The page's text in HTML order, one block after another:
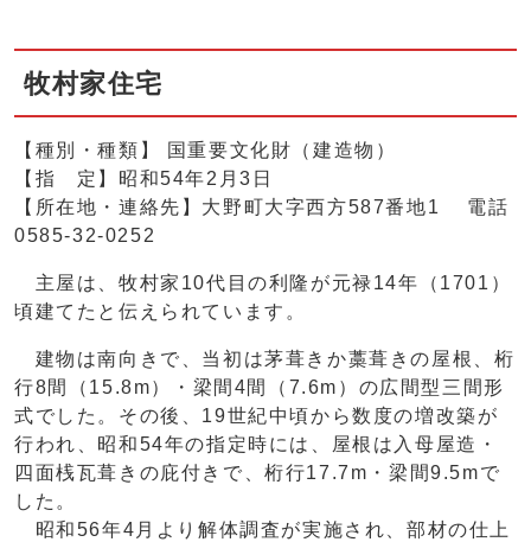
牧村家住宅
【種別・種類】 国重要文化財（建造物）
【指 定】昭和54年2月3日
【所在地・連絡先】大野町大字西方587番地1 電話
0585-32-0252
主屋は、牧村家10代目の利隆が元禄14年（1701）
頃建てたと伝えられています。
建物は南向きで、当初は茅葺きか藁葺きの屋根、桁
行8間（15.8m）・梁間4間（7.6m）の広間型三間形
式でした。その後、19世紀中頃から数度の増改築が
行われ、昭和54年の指定時には、屋根は入母屋造・
四面桟瓦葺きの庇付きで、桁行17.7m・梁間9.5mで
した。
昭和56年4月より解体調査が実施され、部材の仕上